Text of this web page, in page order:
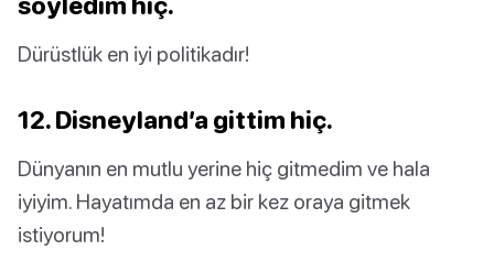
Dürüstlük en iyi politikadır!
12. Disneyland’a gittim hiç.
Dünyanın en mutlu yerine hiç gitmedim ve hala
iyiyim. Hayatımda en az bir kez oraya gitmek
istiyorum!